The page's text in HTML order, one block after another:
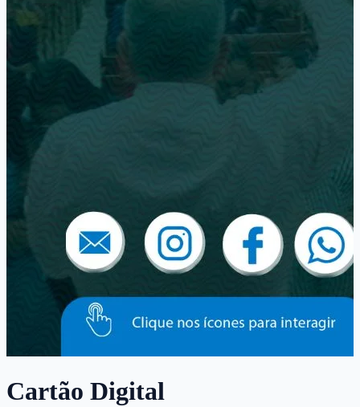
Cartão Digital